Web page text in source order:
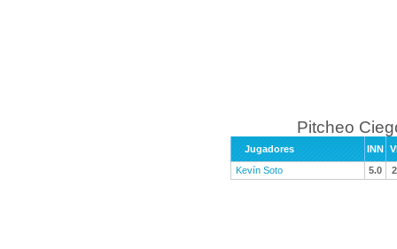
Pitcheo
Jugadores INN
Kevín Soto
5.0